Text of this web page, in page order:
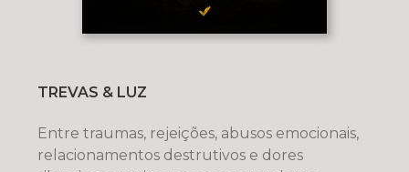
TREVAS & LUZ
Entre traumas, rejeições, abusos emocionais,
relacionamentos destrutivos e dores